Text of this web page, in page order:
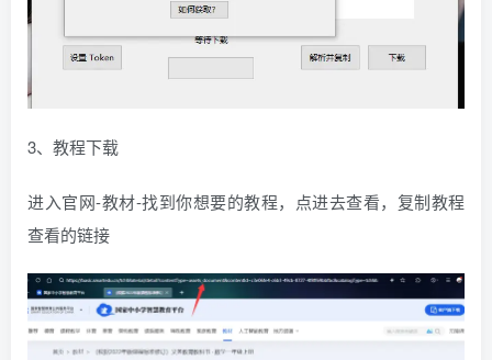
3、教程下载
进入官网-教材-找到你想要的教程，点进去查看，复制教程
查看的链接